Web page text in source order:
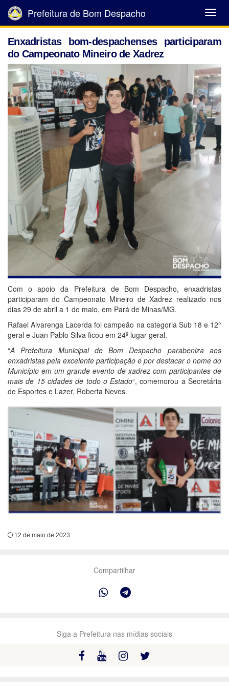
Abrir
Menu
Prefeitura de Bom Despacho
Enxadristas bom-despachenses participaram
do Campeonato Mineiro de Xadrez
Com o apoio da Prefeitura de Bom Despacho, enxadristas
participaram do Campeonato Mineiro de Xadrez realizado nos
dias 29 de abril a 1 de maio, em Pará de Minas/MG.
Rafael Alvarenga Lacerda foi campeão na categoria Sub 18 e 12°
geral e Juan Pablo Silva ficou em 24º lugar geral.
“A Prefeitura Municipal de Bom Despacho parabeniza aos
enxadristas pela excelente participação e por destacar o nome do
Município em um grande evento de xadrez com participantes de
mais de 15 cidades de todo o Estado“, comemorou a Secretária
de Esportes e Lazer, Roberta Neves.
12 de maio de 2023
Compartilhar
Siga a Prefeitura nas mídias sociais